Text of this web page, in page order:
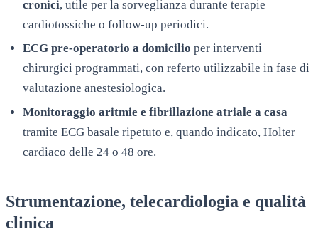
cronici, utile per la sorveglianza durante terapie
cardiotossiche o follow-up periodici.
ECG pre-operatorio a domicilio per interventi
chirurgici programmati, con referto utilizzabile in fase di
valutazione anestesiologica.
Monitoraggio aritmie e fibrillazione atriale a casa
tramite ECG basale ripetuto e, quando indicato, Holter
cardiaco delle 24 o 48 ore.
Strumentazione, telecardiologia e qualità
clinica